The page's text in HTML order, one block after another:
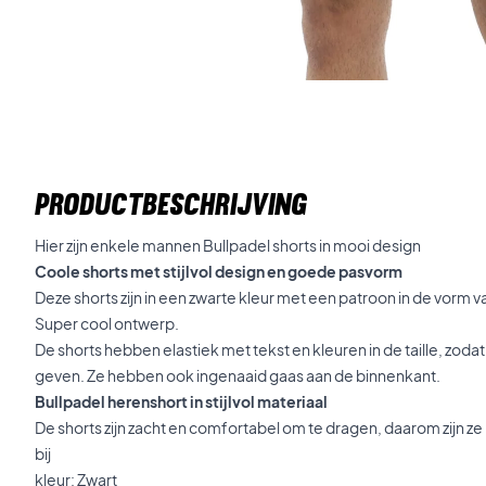
PRODUCTBESCHRIJVING
Hier zijn enkele mannen Bullpadel shorts in mooi design
Coole shorts met stijlvol design en goede pasvorm
Deze shorts zijn in een zwarte kleur met een patroon in de vorm
Super cool ontwerp.
De shorts hebben elastiek met tekst en kleuren in de taille,
geven. Ze hebben ook ingenaaid gaas aan de binnenkant.
Bullpadel herenshort in stijlvol materiaal
De shorts zijn zacht en comfortabel om te dragen, daarom zijn
bij
kleur: Zwart